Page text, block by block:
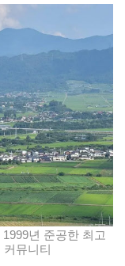
년 준공한 최고
뮤니티